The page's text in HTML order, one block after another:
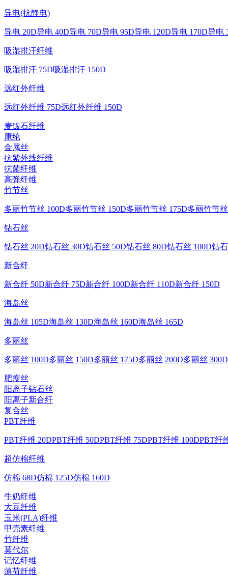
导电(抗静电)
导电 20D导电 40D导电 70D导电 95D导电 120D导电 170D导电
吸湿排汗纤维
吸湿排汗 75D吸湿排汗 150D
远红外纤维
远红外纤维 75D远红外纤维 150D
麦饭石纤维
康纶
金属丝
抗紫外线纤维
抗菌纤维
高弹纤维
竹节丝
多丽竹节丝 100D多丽竹节丝 150D多丽竹节丝 175D多丽竹节
钻石丝
钻石丝 20D钻石丝 30D钻石丝 50D钻石丝 80D钻石丝 100D钻
新合纤
新合纤 50D新合纤 75D新合纤 100D新合纤 110D新合纤 150D
海岛丝
海岛丝 105D海岛丝 130D海岛丝 160D海岛丝 165D
多丽丝
多丽丝 100D多丽丝 150D多丽丝 175D多丽丝 200D多丽丝 300D
肥瘦丝
阳离子钻石丝
阳离子新合纤
复合丝
PBT纤维
PBT纤维 20DPBT纤维 50DPBT纤维 75DPBT纤维 100DPBT纤
超仿棉纤维
仿棉 68D仿棉 125D仿棉 160D
牛奶纤维
大豆纤维
玉米(PLA)纤维
甲壳素纤维
竹纤维
莫代尔
记忆纤维
薄荷纤维